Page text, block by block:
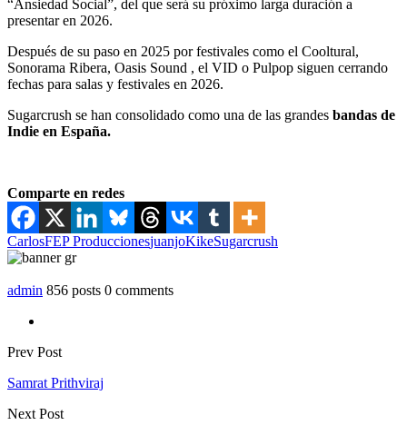
“Ansiedad Social”, del que será su próximo larga duración a
presentar en 2026.
Después de su paso en 2025 por festivales como el Cooltural,
Sonorama Ribera, Oasis Sound , el VID o Pulpop siguen cerrando
fechas para salas y festivales en 2026.
Sugarcrush se han consolidado como una de las grandes bandas de
Indie en España.
Comparte en redes
CarlosFEP ProduccionesjuanjoKikeSugarcrush
admin 856 posts 0 comments
Prev Post
Samrat Prithviraj
Next Post